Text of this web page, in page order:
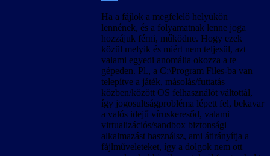
Ha a fájlok a megfelelő helyükön
lennének, és a folyamatnak lenne joga
hozzájuk férni, működne. Hogy ezek
közül melyik és miért nem teljesül, azt
valami egyedi anomália okozza a te
gépeden. Pl., a C:\Program Files-ba van
telepítve a játék, másolás/futtatás
közben/között OS felhasználót váltottál,
így jogosultságprobléma lépett fel, bekavar
a valós idejű víruskeresőd, valami
virtualizációs/sandbox biztonsági
alkalmazást használsz, ami átirányítja a
fájlműveleteket, így a dolgok nem ott